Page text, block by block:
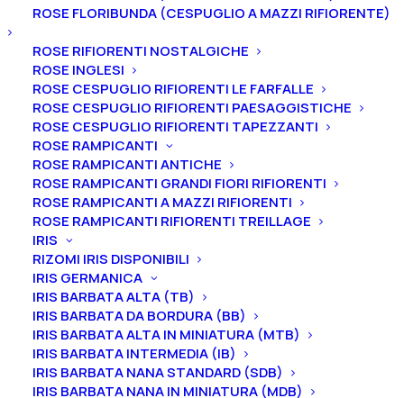
ROSE FLORIBUNDA (CESPUGLIO A MAZZI RIFIORENTE)
ROSE RIFIORENTI NOSTALGICHE
ROSE INGLESI
ROSE CESPUGLIO RIFIORENTI LE FARFALLE
ROSE CESPUGLIO RIFIORENTI PAESAGGISTICHE
ROSE CESPUGLIO RIFIORENTI TAPEZZANTI
ROSE RAMPICANTI
ROSE RAMPICANTI ANTICHE
ROSE RAMPICANTI GRANDI FIORI RIFIORENTI
ROSE RAMPICANTI A MAZZI RIFIORENTI
ROSE RAMPICANTI RIFIORENTI TREILLAGE
IRIS
RIZOMI IRIS DISPONIBILI
IRIS GERMANICA
IRIS BARBATA ALTA (TB)
IRIS BARBATA DA BORDURA (BB)
IRIS BARBATA ALTA IN MINIATURA (MTB)
IRIS BARBATA INTERMEDIA (IB)
IRIS BARBATA NANA STANDARD (SDB)
IRIS BARBATA NANA IN MINIATURA (MDB)
55,00€
La peonia lactiflora “Nellie Saylor” ha un fiore ad
anemone giapponese, grande. I petali esterni sono
rosso vino dai toni magenta con al centro petaloidi
crema e rosa.Profumaelafioritura è medio tardiva.
Ti ricordiamo che le nostre peonie vengono
vendute in vaso, con un apparato radicale ben
affrancato e differente in base alla dimensione della
pianta.
2-3 gemme equivale ad un vaso 16/18/20 cm
3-5 gemme equivale ad un vaso 22/24/26 cm
Gemme